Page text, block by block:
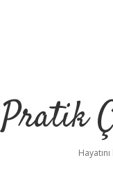
Pratik